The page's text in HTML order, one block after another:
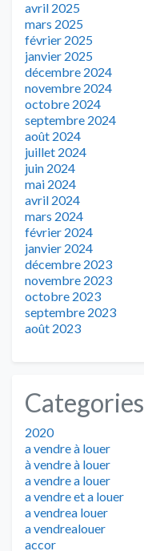
avril 2025
mars 2025
février 2025
janvier 2025
décembre 2024
novembre 2024
octobre 2024
septembre 2024
août 2024
juillet 2024
juin 2024
mai 2024
avril 2024
mars 2024
février 2024
janvier 2024
décembre 2023
novembre 2023
octobre 2023
septembre 2023
août 2023
Categories
2020
a vendre à louer
à vendre à louer
a vendre a louer
a vendre et a louer
a vendrea louer
a vendrealouer
accor